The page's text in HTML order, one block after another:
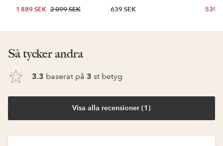
1 889 SEK 2 099 SEK
639 SEK
539
Så tycker andra
3.3 baserat på 3 st betyg
Visa alla recensioner (1)